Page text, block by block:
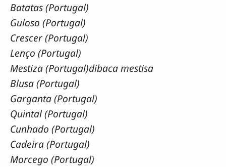
Batatas (Portugal)
Guloso (Portugal)
Crescer (Portugal)
Lenço (Portugal)
Mestiza (Portugal)dibaca mestisa
Blusa (Portugal)
Garganta (Portugal)
Quintal (Portugal)
Cunhado (Portugal)
Cadeira (Portugal)
Morcego (Portugal)